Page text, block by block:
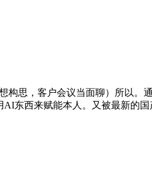
思，客户会议当面聊）所以。
东西来赋能本人。又被最新的国